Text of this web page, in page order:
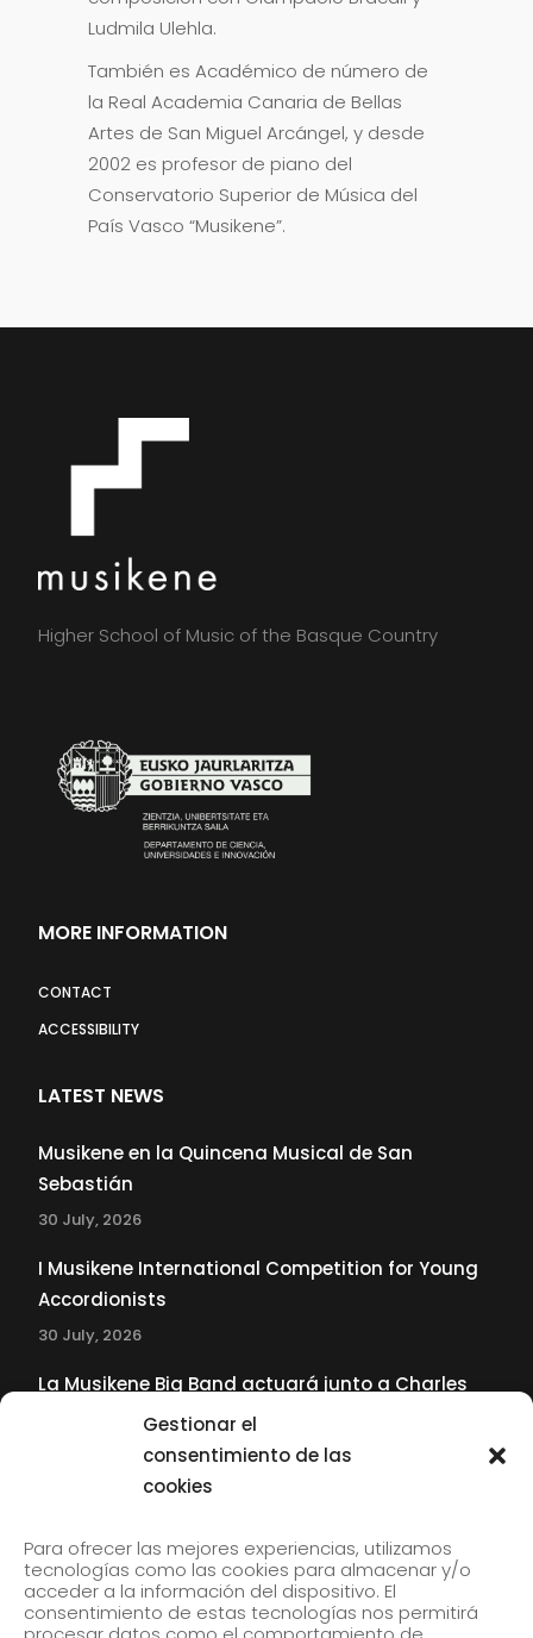
Gestionar el
consentimiento de las
cookies
Para ofrecer las mejores experiencias, utilizamos
tecnologías como las cookies para almacenar y/o
acceder a la información del dispositivo. El
consentimiento de estas tecnologías nos permitirá
Ludmila Ulehla.
También es Académico de número de
la Real Academia Canaria de Bellas
Artes de San Miguel Arcángel, y desde
2002 es profesor de piano del
Conservatorio Superior de Música del
País Vasco “Musikene”.
Higher School of Music of the Basque Country
MORE INFORMATION
CONTACT
ACCESSIBILITY
LATEST NEWS
Musikene en la Quincena Musical de San
Sebastián
30 July, 2026
I Musikene International Competition for Young
Accordionists
30 July, 2026
La Musikene Big Band actuará junto a Charles
Tolliver en el 61 Jazzaldia
Subscribe to our newsletter to receive our news by